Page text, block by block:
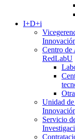
I+D+i
Centro
RedLabU
Unidad
Servicio